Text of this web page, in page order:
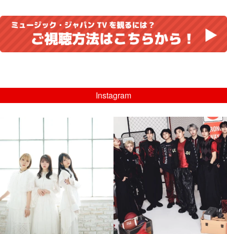
Instagram
💡8/5(水)特番放送！
...
8月 4
4 0
musicjapantv
💡08/05(水)23:00特番放送！
...
8月 4
4 0